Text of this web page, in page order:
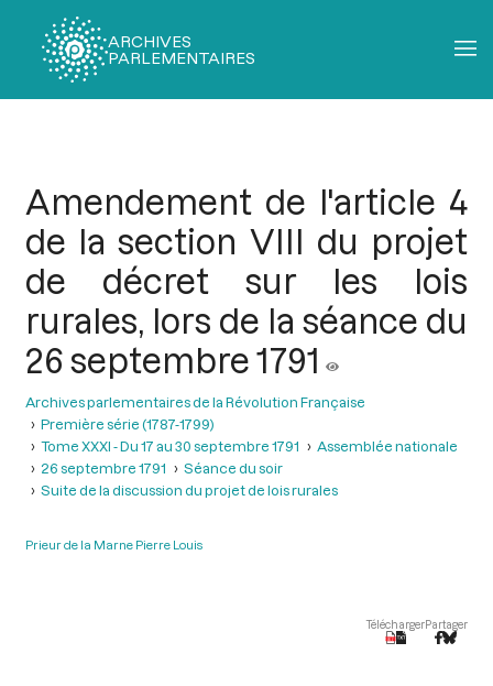
ARCHIVES
PARLEMENTAIRES
Amendement de l'article 4
de la section VIII du projet
de décret sur les lois
rurales, lors de la séance du
26 septembre 1791
Archives parlementaires de la Révolution Française
Première série (1787-1799)
Tome XXXI - Du 17 au 30 septembre 1791
Assemblée nationale
26 septembre 1791
Séance du soir
Suite de la discussion du projet de lois rurales
Prieur de la Marne Pierre Louis
TéléchargerPartager